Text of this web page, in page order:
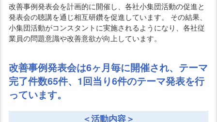
改善事例発表会を計画的に開催し、各社小集団活動の促進と
発表会の聴講を通じ相互研鑽を促進しています。
その結果、
小集団活動がコンスタントに実施されるようになり、各社従
業員の問題意識や改善意欲が向上しています。
改善事例発表会は6ヶ月毎に開催され、テーマ
完了件数65件、1回当り6件のテーマ発表を行
っています。
＜活動内容＞